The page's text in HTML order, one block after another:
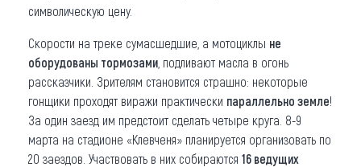
символическую цену.
Скорости на треке сумасшедшие, а мотоциклы не
оборудованы тормозами , подливают масла в огонь
рассказчики. Зрителям становится страшно: некоторые
гонщики проходят виражи практически параллельно земле!
За один заезд им предстоит сделать четыре круга. 8-9
марта на стадионе «Клевченя» планируется организовать по
20 заездов. Участвовать в них собираются 16 ведущих